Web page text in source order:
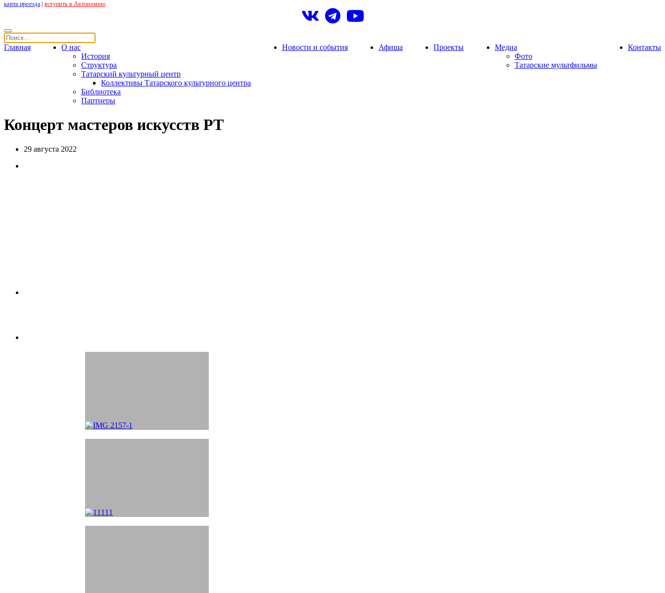
карта проезда| вступить в Автономию
Главная
О нас
История
Структура
Татарский культурный центр
Коллективы Татарского культурного центра
Библиотека
Партнеры
Новости и события Афиша Проекты
Медиа
Фото
Татарские мультфильмы
Контакты
Концерт мастеров искусств РТ
29 августа 2022